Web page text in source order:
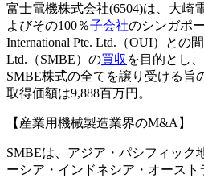
富士電機株式会社(6504)は、大崎
よびその100％子会社のシンガポ
International Pte. Ltd.（OUI）との
Ltd.（SMBE）の買収 を目的とし
SMBE株式の全てを譲り受ける旨
取得価額は9,888百万円。
【産業用機械製造業界のM&A】
SMBEは、アジア・パシフィック
ーシア・インドネシア・オース